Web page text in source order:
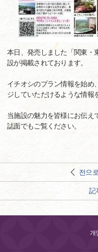
本日、発売しました「関東・
設が掲載されております。
イチオシのプラン情報を始め
ジしていただけるような情報
当施設の魅力を皆様にお伝え
誌面でもご覧ください。
전으로
記
개